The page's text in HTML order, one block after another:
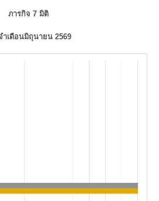
ภารกิจ 7 มิติ
ำเดือนมิถุนายน 2569